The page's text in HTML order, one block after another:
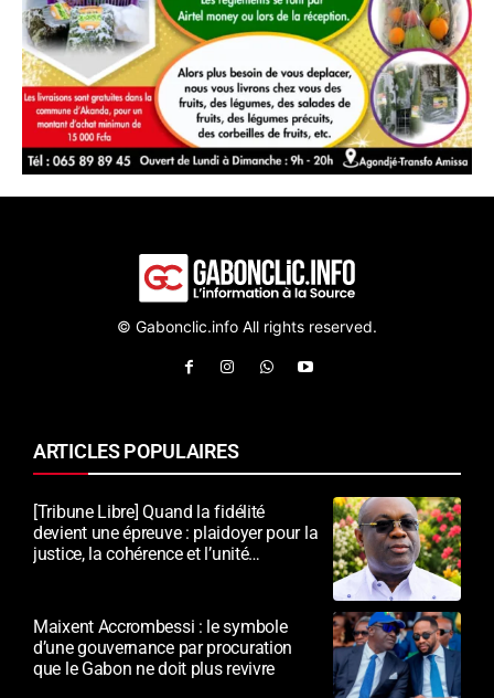
© Gabonclic.info All rights reserved.
ARTICLES POPULAIRES
[Tribune Libre] Quand la fidélité
devient une épreuve : plaidoyer pour la
justice, la cohérence et l’unité
Maixent Accrombessi : le symbole
d’une gouvernance par procuration
que le Gabon ne doit plus revivre